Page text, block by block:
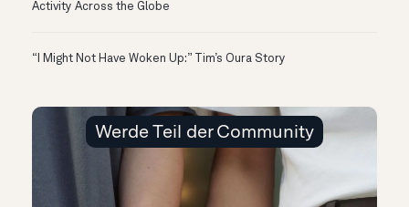
Activity Across the Globe
“I Might Not Have Woken Up:” Tim’s Oura Story
Werde Teil der Community